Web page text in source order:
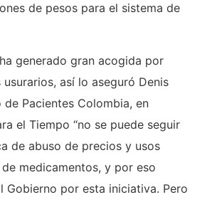
de pesos para el sistema de
generado gran acogida por
así lo aseguró Denis
de Pacientes Colombia, en
el Tiempo “no se puede seguir
de abuso de precios y usos
medicamentos, y por eso
Gobierno por esta iniciativa. Pero